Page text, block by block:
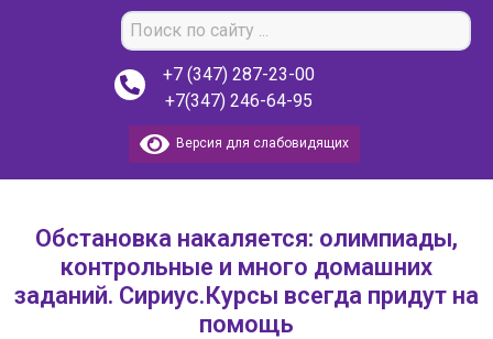
+7 (347) 287-23-00
+7(347) 246-64-95
Версия для слабовидящих
Обстановка накаляется: олимпиады,
контрольные и много домашних
заданий. Сириус.Курсы всегда придут на
помощь